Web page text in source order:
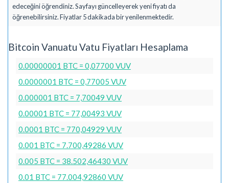
edeceğini öğrendiniz. Sayfayı güncelleyerek yeni fiyatı da
öğrenebilirsiniz. Fiyatlar 5 dakikada bir yenilenmektedir.
Bitcoin Vanuatu Vatu Fiyatları Hesaplama
0.00000001 BTC = 0,07700 VUV
0.0000001 BTC = 0,77005 VUV
0.000001 BTC = 7,70049 VUV
0.00001 BTC = 77,00493 VUV
0.0001 BTC = 770,04929 VUV
0.001 BTC = 7.700,49286 VUV
0.005 BTC = 38.502,46430 VUV
0.01 BTC = 77.004,92860 VUV